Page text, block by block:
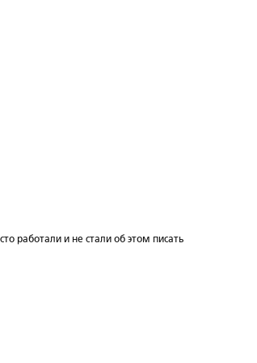
работали и не стали об этом писать